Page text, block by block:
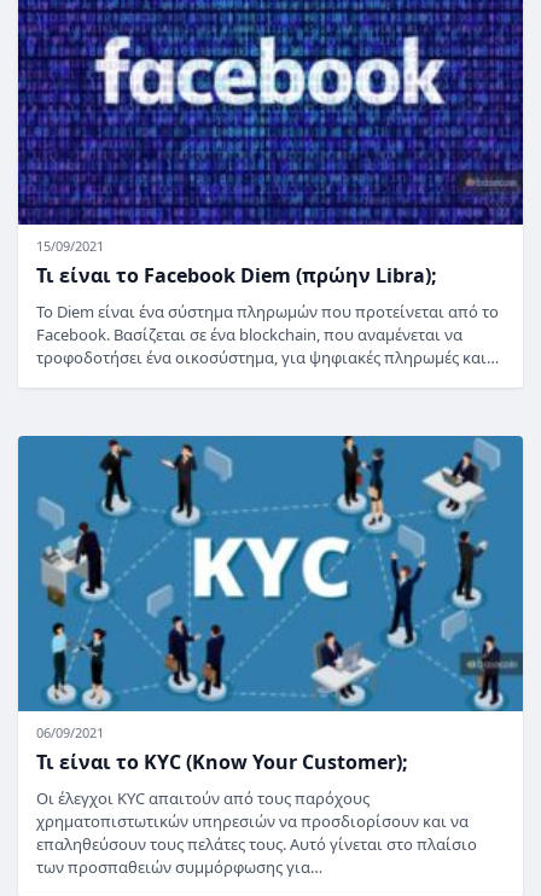
15/09/2021
Τι είναι το Facebook Diem (πρώην Libra);
Το Diem είναι ένα σύστημα πληρωμών που προτείνεται από το
Facebook. Βασίζεται σε ένα blockchain, που αναμένεται να
τροφοδοτήσει ένα οικοσύστημα, για ψηφιακές πληρωμές και…
06/09/2021
Τι είναι το KYC (Know Your Customer);
Οι έλεγχοι KYC απαιτούν από τους παρόχους
χρηματοπιστωτικών υπηρεσιών να προσδιορίσουν και να
επαληθεύσουν τους πελάτες τους. Αυτό γίνεται στο πλαίσιο
των προσπαθειών συμμόρφωσης για…